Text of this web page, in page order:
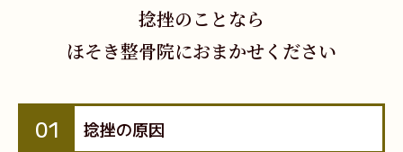
捻挫のことなら
ほそき整骨院におまかせください
01 捻挫の原因